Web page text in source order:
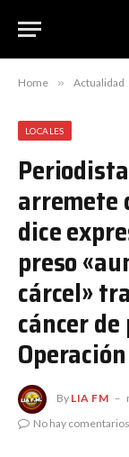
Home » Actualidad
LOCALES
arremete
dice
preso
cárcel»
cáncer
By LIA FM
No hay comentarios